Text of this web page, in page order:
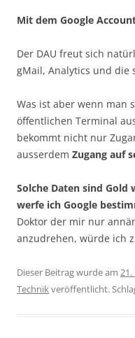
Mit dem Google
Der DAU freut sich
gMail, Analytics und die
Was ist aber wenn man
öffentlichen Terminal
bekommt nicht nur
ausserdem Zugang auf
Solche Daten sind Gold
werfe ich Google
Doktor der mir nur
anzudrehen, würde ich
Dieser Beitrag wurde am 21.
Technikveröffentlicht.